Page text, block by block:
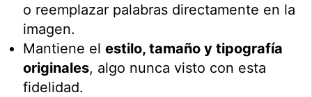
o reemplazar palabras directamente en la
imagen.
Mantiene elestilo, tamaño y tipografía
originales, algo nunca visto con esta
fidelidad.